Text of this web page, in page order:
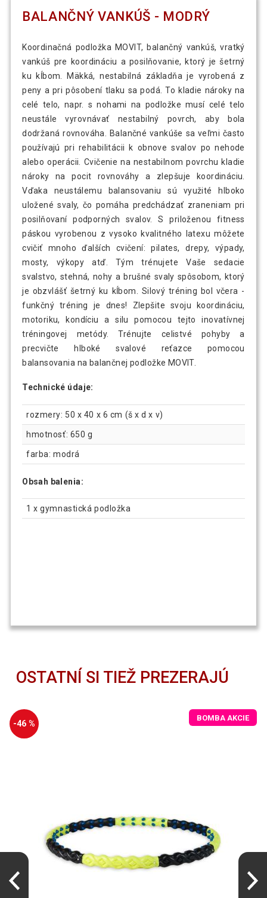
Balančný vankúš - sivý
Balančný vankúš - žltý 52,09 €
Balančný vankúš - čierny
BALANČNÝ VANKÚŠ - MODRÝ
Koordinačná podložka MOVIT, balančný vankúš, vratký
vankúš pre koordináciu a posilňovanie, ktorý je šetrný
ku kĺbom. Mäkká, nestabilná základňa je vyrobená z
peny a pri pôsobení tlaku sa podá. To kladie nároky na
celé telo, napr. s nohami na podložke musí celé telo
neustále vyrovnávať nestabilný povrch, aby bola
dodržaná rovnováha. Balančné vankúše sa veľmi často
používajú pri rehabilitácii k obnove svalov po nehode
alebo operácii. Cvičenie na nestabilnom povrchu kladie
nároky na pocit rovnováhy a zlepšuje koordináciu.
Vďaka neustálemu balansovaniu sú využité hlboko
uložené svaly, čo pomáha predchádzať zraneniam pri
posilňovaní podporných svalov. S priloženou fitness
páskou vyrobenou z vysoko kvalitného latexu môžete
cvičiť mnoho ďalších cvičení: pilates, drepy, výpady,
mosty, výkopy atď. Tým trénujete Vaše sedacie
svalstvo, stehná, nohy a brušné svaly spôsobom, ktorý
je obzvlášť šetrný ku kĺbom. Silový tréning bol včera -
funkčný tréning je dnes! Zlepšite svoju koordináciu,
motoriku, kondíciu a silu pomocou tejto inovatívnej
tréningovej metódy. Trénujte celistvé pohyby a
precvičte hlboké svalové reťazce pomocou
balansovania na balančnej podložke MOVIT.
Technické údaje:
rozmery: 50 x 40 x 6 cm (š x d x v)
hmotnosť: 650 g
farba: modrá
Obsah balenia:
1 x gymnastická podložka
OSTATNÍ SI TIEŽ PREZERAJÚ
-46 %
BOMBA AKCIE